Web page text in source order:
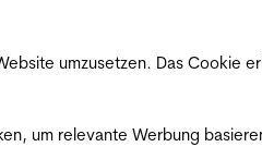
umzusetzen. Das Cookie
um relevante Werbung